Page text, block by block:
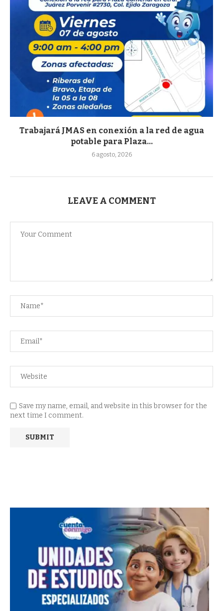
Trabajará JMAS en conexión a la red de agua
potable para Plaza...
6 agosto, 2026
LEAVE A COMMENT
Save my name, email, and website in this browser for the
next time I comment.